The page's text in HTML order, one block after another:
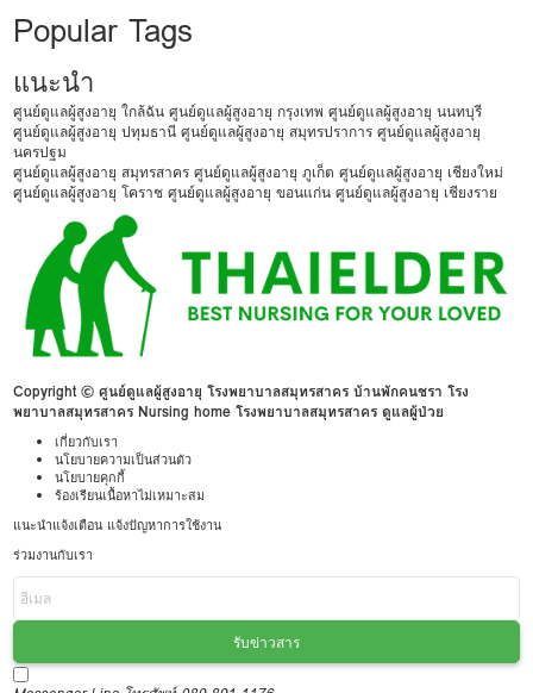
Popular Tags
แนะนำ
ศูนย์ดูแลผู้สูงอายุ ใกล้ฉัน ศูนย์ดูแลผู้สูงอายุ กรุงเทพ ศูนย์ดูแลผู้สูงอายุ นนทบุรี
ศูนย์ดูแลผู้สูงอายุ ปทุมธานี ศูนย์ดูแลผู้สูงอายุ สมุทรปราการ ศูนย์ดูแลผู้สูงอายุ
นครปฐม
ศูนย์ดูแลผู้สูงอายุ สมุทรสาคร ศูนย์ดูแลผู้สูงอายุ ภูเก็ต ศูนย์ดูแลผู้สูงอายุ เชียงใหม่
ศูนย์ดูแลผู้สูงอายุ โคราช ศูนย์ดูแลผู้สูงอายุ ขอนแก่น ศูนย์ดูแลผู้สูงอายุ เชียงราย
Copyright © ศูนย์ดูแลผู้สูงอายุ โรงพยาบาลสมุทรสาคร บ้านพักคนชรา โรง
พยาบาลสมุทรสาคร Nursing home โรงพยาบาลสมุทรสาคร ดูแลผู้ป่วย
เกี่ยวกับเรา
นโยบายความเป็นส่วนตัว
นโยบายคุกกี้
ร้องเรียนเนื้อหาไม่เหมาะสม
แนะนำแจ้งเตือน แจ้งปัญหาการใช้งาน
ร่วมงานกับเรา
รับข่าวสาร